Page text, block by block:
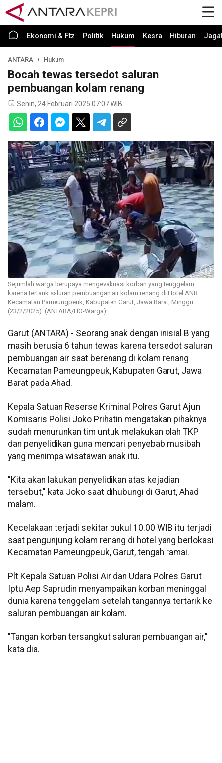
Ekonomi & Ftz Politik Hukum Kesra Hiburan Jagat
ANTARA Hukum
Bocah tewas tersedot saluran
pembuangan kolam renang
Senin, 24 Februari 2025 07:07 WIB
Sejumlah warga berupaya mengevakuasi korban yang tenggelam
karena tertarik saluran pembuangan air kolam renang di Hotel ANB
Kecamatan Pameungpeuk, Kabupaten Garut, Jawa Barat, Minggu
(23/2/2025). (ANTARA/HO-Warga)
Garut (ANTARA) - Seorang anak dengan inisial B yang
masih berusia 6 tahun tewas karena tersedot saluran
pembuangan air saat berenang di kolam renang
Kecamatan Pameungpeuk, Kabupaten Garut, Jawa
Barat pada Ahad.
Kepala Satuan Reserse Kriminal Polres Garut Ajun
Komisaris Polisi Joko Prihatin mengatakan pihaknya
sudah menurunkan tim untuk melakukan olah TKP
dan penyelidikan guna mencari penyebab musibah
yang menimpa wisatawan anak itu.
"Kita akan lakukan penyelidikan atas kejadian
tersebut," kata Joko saat dihubungi di Garut, Ahad
malam.
Kecelakaan terjadi sekitar pukul 10.00 WIB itu terjadi
saat pengunjung kolam renang di hotel yang berlokasi
Kecamatan Pameungpeuk, Garut, tengah ramai.
Plt Kepala Satuan Polisi Air dan Udara Polres Garut
Iptu Aep Saprudin menyampaikan korban meninggal
dunia karena tenggelam setelah tangannya tertarik ke
saluran pembuangan air kolam.
"Tangan korban tersangkut saluran pembuangan air,"
kata dia.